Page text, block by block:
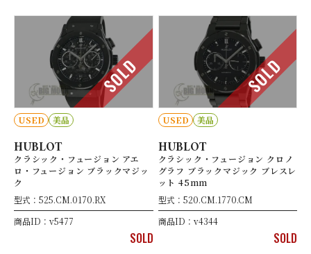
SOLD
USED 美品
HUBLOT
クラシック・フュージョン アエ
ロ・フュージョン ブラックマジッ
ク
型式：525.CM.0170.RX
商品ID：v5477
SOLD
SOLD
USED 美品
HUBLOT
クラシック・フュージョン クロノ
グラフ ブラックマジック ブレスレ
ット 45mm
型式：520.CM.1770.CM
商品ID：v4344
SOLD